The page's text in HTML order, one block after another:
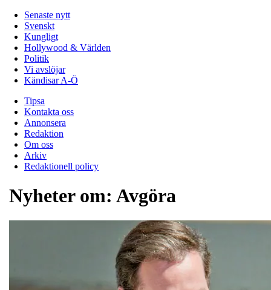
Senaste nytt
Svenskt
Kungligt
Hollywood & Världen
Politik
Vi avslöjar
Kändisar A-Ö
Tipsa
Kontakta oss
Annonsera
Redaktion
Om oss
Arkiv
Redaktionell policy
Nyheter om: Avgöra